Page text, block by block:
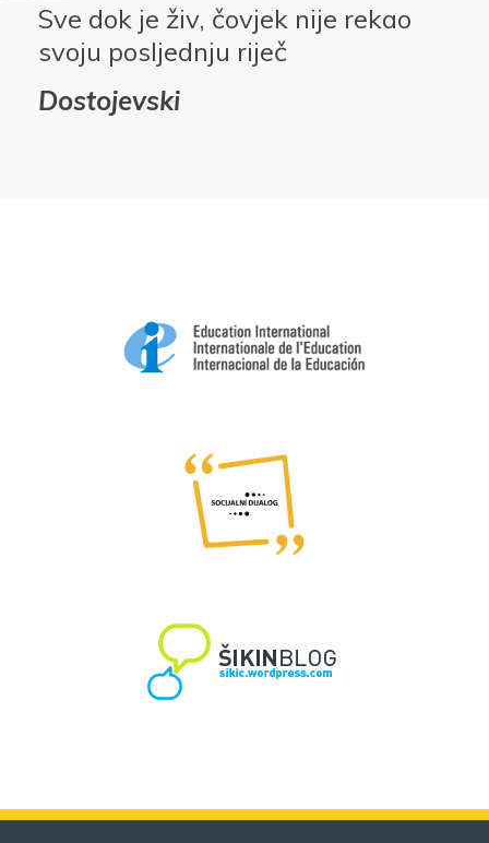
Sve dok je živ, čovjek nije rekao
svoju posljednju riječ
Dostojevski